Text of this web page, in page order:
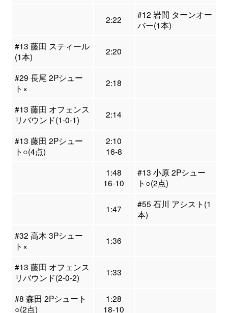
2:22
#12 岩間 ターンオー
バー(1本)
#13 藤田 スティール
(1本)
2:20
#29 長尾 2Pシュー
ト×
2:18
#13 藤田 オフェンス
リバウンド(1-0-1)
2:14
#13 藤田 2Pシュー
ト○(4点)
2:10
16-8
1:48
16-10
#13 小原 2Pシュー
ト○(2点)
1:47
#55 石川 アシスト(1
本)
#32 高木 3Pシュー
ト×
1:36
#13 藤田 オフェンス
リバウンド(2-0-2)
1:33
#8 森田 2Pシュート
○(2点)
1:28
18-10